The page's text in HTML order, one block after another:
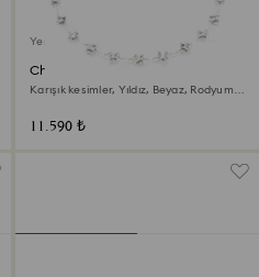
Yeni
Chroma Kolye
Karışık kesimler, Yıldız, Beyaz, Rodyum
11.590 ₺